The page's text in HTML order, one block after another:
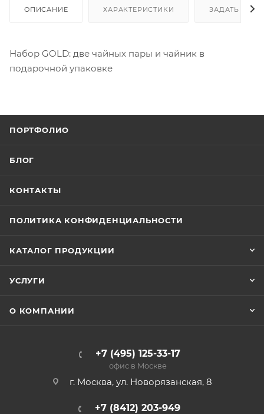
ОПИСАНИЕ ХАРАКТЕРИСТИКИ ЗАДАТЬ
Набор GOLD: две чайных пары и чайник в
подарочной упаковке
ПОРТФОЛИО
БЛОГ
КОНТАКТЫ
ПОЛИТИКА КОНФИДЕНЦИАЛЬНОСТИ
КАТАЛОГ ПРОДУКЦИИ
УСЛУГИ
О КОМПАНИИ
+7 (495) 125-33-17
офис в Москве
г. Москва, ул. Новорязанская, 8
+7 (8412) 203-949